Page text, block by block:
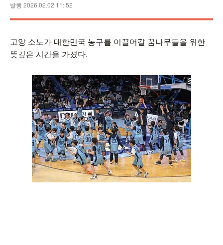
발행 2026.02.02 11: 52
고양 소노가 대한민국 농구를 이끌어갈 꿈나무들을 위한
뜻깊은 시간을 가졌다.